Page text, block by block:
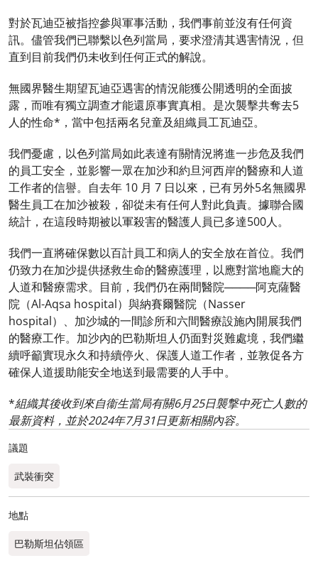
對於瓦迪亞被指控參與軍事活動，我們事前並沒有任何資
訊。儘管我們已聯繫以色列當局，要求澄清其遇害情況，但
直到目前我們仍未收到任何正式的解說。
無國界醫生期望瓦迪亞遇害的情況能獲公開透明的全面披
露，而唯有獨立調查才能還原事實真相。是次襲擊共奪去5
人的性命*，當中包括兩名兒童及組織員工瓦迪亞。
我們憂慮，以色列當局如此表達有關情況將進一步危及我們
的員工安全，並影響一眾在加沙和約旦河西岸的醫療和人道
工作者的信譽。自去年 10 月 7 日以來，已有另外5名無國界
醫生員工在加沙被殺，卻從未有任何人對此負責。據聯合國
統計，在這段時期被以軍殺害的醫護人員已多達500人。
我們一直將確保數以百計員工和病人的安全放在首位。我們
仍致力在加沙提供拯救生命的醫療護理，以應對當地龐大的
人道和醫療需求。目前，我們仍在兩間醫院────阿克薩醫
院（Al-Aqsa hospital）與納賽爾醫院（Nasser
hospital）、加沙城的一間診所和六間醫療設施內開展我們
的醫療工作。加沙內的巴勒斯坦人仍面對災難處境，我們繼
續呼籲實現永久和持續停火、保護人道工作者，並敦促各方
確保人道援助能安全地送到最需要的人手中。
*組織其後收到來自衞生當局有關6月25日襲撃中死亡人數的
最新資料，並於2024年7月31日更新相關內容。
議題
武裝衝突
地點
巴勒斯坦佔領區